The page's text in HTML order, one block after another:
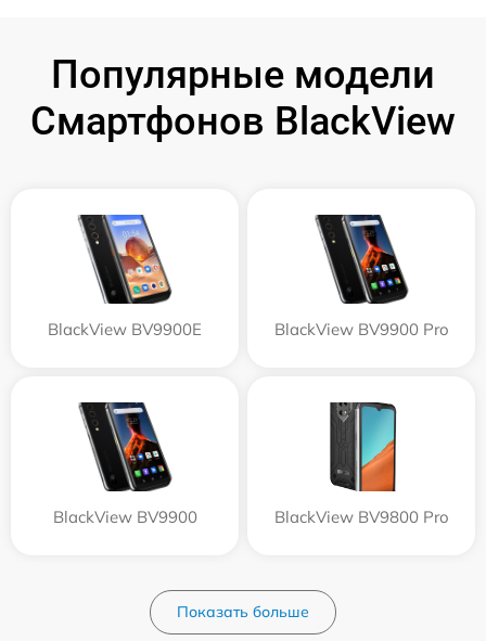
Популярные модели
Смартфонов BlackView
BlackView BV9900E BlackView BV9900 Pro
BlackView BV9900 BlackView BV9800 Pro
Показать больше